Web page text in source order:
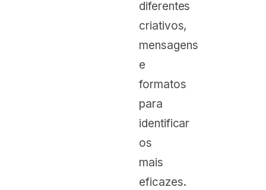
diferentes
criativos,
mensagens
e
formatos
para
identificar
os
mais
eficazes.